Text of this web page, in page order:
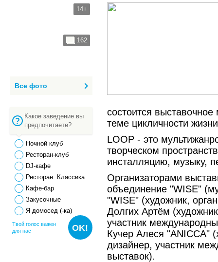
состоится
теме цикличности
LOOP - это
творческом
инсталляцию, музыку,
Организаторами
объединение "WISE"
"WISE" (художник,
Долгих Артём
участник
Кучер Алеся "ANICCA"
дизайнер, участник
выставок).
14+
162
Все фото
Какое заведение вы
предпочитаете?
Ночной клуб
Ресторан-клуб
DJ-кафе
Ресторан. Классика
Кафе-бар
Закусочные
Я домосед (-ка)
Твой голос важен
для нас
OK!